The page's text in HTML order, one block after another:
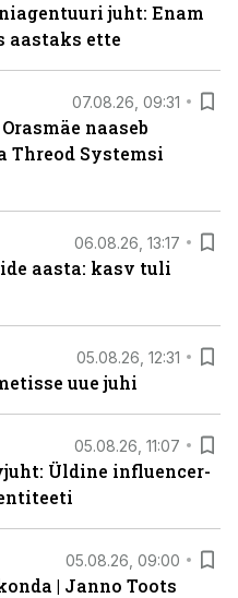
juht: Enam
aastaks ette
07.08.26, 09:31
naaseb
Threod Systemsi
06.08.26, 13:17
aasta: kasv tuli
05.08.26, 12:31
uue juhi
05.08.26, 11:07
Üldine influencer-
05.08.26, 09:00
| Janno Toots